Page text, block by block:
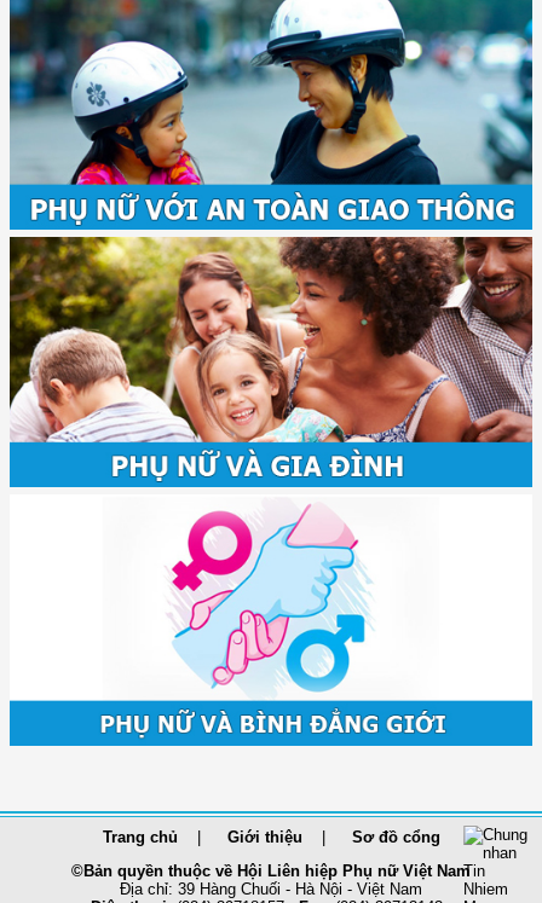
Trang chủ Giới thiệu
Sơ đồ cổng
©Bản quyền thuộc về Hội Liên hiệp Phụ nữ Việt Nam
Địa chỉ: 39 Hàng Chuối - Hà Nội - Việt Nam